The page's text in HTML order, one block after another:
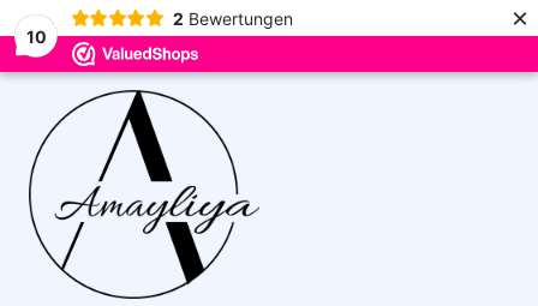
10
2 Bewertungen ×